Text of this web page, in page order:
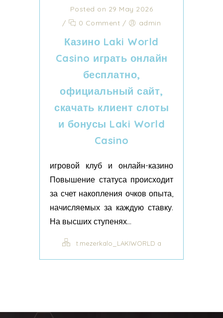
Posted on 29 May 2026
/
0 Comment / admin
Казино Laki World
Casino играть онлайн
бесплатно,
официальный сайт,
скачать клиент слоты
и бонусы Laki World
Casino
игровой клуб и онлайн-казино
Повышение статуса происходит
за счет накопления очков опыта,
начисляемых за каждую ставку.
На высших ступенях...
t.mezerkalo_LAKIWORLD a